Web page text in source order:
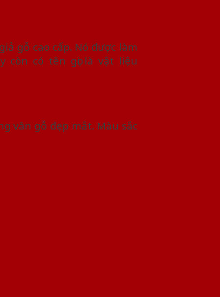
gỗ cao cấp. Nó được làm
còn có tên gọi là vật liệu
vân gỗ đẹp mắt. Màu sắc